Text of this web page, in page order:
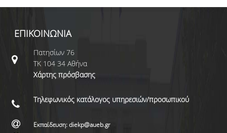
ΕΠΙΚΟΙΝΩΝΙΑ
Πατησίων 76
ΤΚ 104 34 Αθήνα
Χάρτης πρόσβασης
Τηλεφωνικός κατάλογος υπηρεσιών/προσωπικού
Εκπαίδευση: diekp@aueb.gr